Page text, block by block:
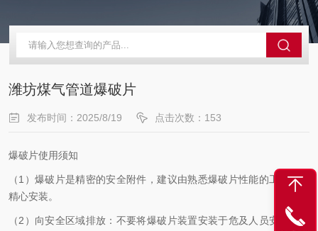
潍坊煤气管道爆破片
发布时间：2025/8/19 点击次数：153
爆破片使用须知
（1）爆破片是精密的安全附件，建议由熟悉爆破片性能的工作人员
精心安装。
（2）向安全区域排放：不要将爆破片装置安装于危及人员安全的区